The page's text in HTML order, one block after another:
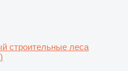
строительные леса